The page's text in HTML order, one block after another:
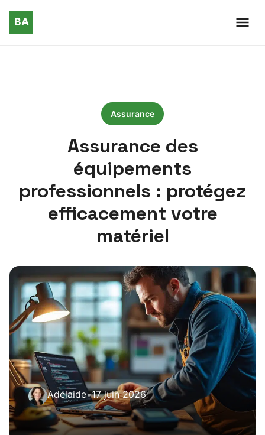
Assurance
Assurance des
équipements
professionnels : protégez
efficacement votre
matériel
Adelaide•17 juin 2026